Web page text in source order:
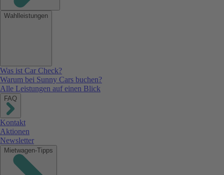
Wahlleistungen
Was ist Car Check?
Warum bei Sunny Cars buchen?
Alle Leistungen auf einen Blick
FAQ
Kontakt
Aktionen
Newsletter
Mietwagen-Tipps